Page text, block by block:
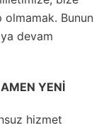
olmamak. Bunun
devam
YENİ
hizmet